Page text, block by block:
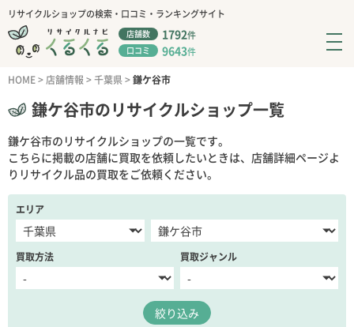
リサイクルショップの検索・口コミ・ランキングサイト
店舗数 1792件
口コミ 9643件
HOME>店舗情報 >千葉県>鎌ケ谷市
鎌ケ谷市のリサイクルショップ一覧
鎌ケ谷市のリサイクルショップの一覧です。
こちらに掲載の店舗に買取を依頼したいときは、店舗詳細ページよ
りリサイクル品の買取をご依頼ください。
エリア
買取方法 買取ジャンル
絞り込み